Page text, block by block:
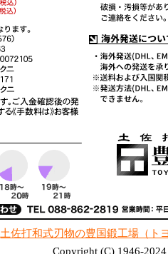
土佐打和式刃物の豊国鍛工場（ト
Copyright (C) 1946-